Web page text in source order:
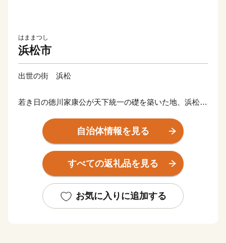
はままつし
浜松市
出世の街 浜松
若き日の徳川家康公が天下統一の礎を築いた地、浜松。
出世しました。
近代では、世界的な研究者や技術者、音楽家や芸術家を
輩出したほか、世界に名高い多くの企業が、浜松から生
まれています。
浜松市は東京と大阪のほぼ中央に位置する、人口約80万
人の政令指定都市。北は天竜の美林、南は遠州灘、西は
自治体情報を見る
すべての返礼品を見る
お気に入りに追加する